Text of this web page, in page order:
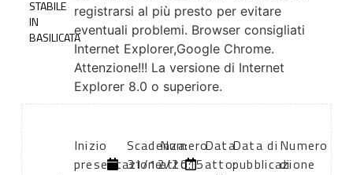
STABILE
IN
BASILICATA
registrarsi al più presto per evitare
eventuali problemi. Browser consigliati
Internet Explorer,Google Chrome.
Attenzione!!! La versione di Internet
Explorer 8.0 o superiore.
Inizio
presentazione
Scadenza:
31/12/2015
Numero
atto:
Data
atto:
Data di
pubblicazione
Numero
di